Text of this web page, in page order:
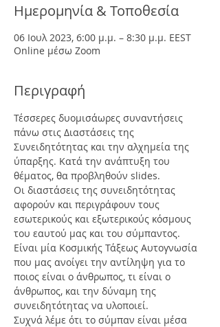
Ημερομηνία & Τοποθεσία
06 Ιουλ 2023, 6:00 μ.μ. – 8:30 μ.μ. EEST
Online μέσω Zoom
Περιγραφή
Τέσσερες δυομισάωρες συναντήσεις
πάνω στις Διαστάσεις της
Συνειδητότητας και την αλχημεία της
ύπαρξης. Κατά την ανάπτυξη του
θέματος, θα προβληθούν slides.
Οι διαστάσεις της συνειδητότητας
αφορούν και περιγράφουν τους
εσωτερικούς και εξωτερικούς κόσμους
του εαυτού μας και του σύμπαντος.
Είναι μία Κοσμικής Τάξεως Αυτογνωσία
που μας ανοίγει την αντίληψη για το
ποιος είναι ο άνθρωπος, τι είναι ο
άνθρωπος, και την δύναμη της
συνειδητότητας να υλοποιεί.
Συχνά λέμε ότι το σύμπαν είναι μέσα